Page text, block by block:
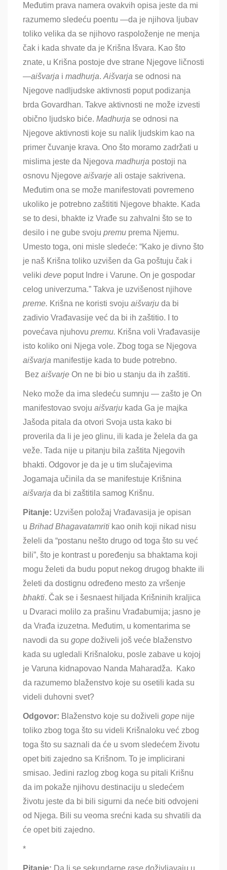
Međutim prava namera ovakvih opisa jeste da mi
razumemo sledeću poentu —da je njihova ljubav
toliko velika da se njihovo raspoloženje ne menja
čak i kada shvate da je Krišna Išvara. Kao što
znate, u Krišna postoje dve strane Njegove ličnosti
—aišvarja i madhurja. Aišvarja se odnosi na
Njegove nadljudske aktivnosti poput podizanja
brda Govardhan. Takve aktivnosti ne može izvesti
obično ljudsko biće. Madhurja se odnosi na
Njegove aktivnosti koje su nalik ljudskim kao na
primer čuvanje krava. Ono što moramo zadržati u
mislima jeste da Njegova madhurja postoji na
osnovu Njegove aišvarje ali ostaje sakrivena.
Međutim ona se može manifestovati povremeno
ukoliko je potrebno zaštititi Njegove bhakte. Kada
se to desi, bhakte iz Vrađe su zahvalni što se to
desilo i ne gube svoju premu prema Njemu.
Umesto toga, oni misle sledeće: “Kako je divno što
je naš Krišna toliko uzvišen da Ga poštuju čak i
veliki deve poput Indre i Varune. On je gospodar
celog univerzuma.” Takva je uzvišenost njihove
preme. Krišna ne koristi svoju aišvarju da bi
zadivio Vrađavasije već da bi ih zaštitio. I to
povećava njuhovu premu. Krišna voli Vrađavasije
isto koliko oni Njega vole. Zbog toga se Njegova
aišvarja manifestije kada to bude potrebno.
Bez aišvarje On ne bi bio u stanju da ih zaštiti.
Neko može da ima sledeću sumnju — zašto je On
manifestovao svoju aišvarju kada Ga je majka
Jašoda pitala da otvori Svoja usta kako bi
proverila da li je jeo glinu, ili kada je želela da ga
veže. Tada nije u pitanju bila zaštita Njegovih
bhakti. Odgovor je da je u tim slučajevima
Jogamaja učinila da se manifestuje Krišnina
aišvarja da bi zaštitila samog Krišnu.
Pitanje: Uzvišen položaj Vrađavasija je opisan
u Brihad Bhagavatamriti kao onih koji nikad nisu
želeli da “postanu nešto drugo od toga što su već
bili”, što je kontrast u poređenju sa bhaktama koji
mogu želeti da budu poput nekog drugog bhakte ili
želeti da dostignu određeno mesto za vršenje
bhakti. Čak se i šesnaest hiljada Krišninih kraljica
u Dvaraci molilo za prašinu Vrađabumija; jasno je
da Vrađa izuzetna. Međutim, u komentarima se
navodi da su gope doživeli još veće blaženstvo
kada su ugledali Krišnaloku, posle zabave u kojoj
je Varuna kidnapovao Nanda Maharadža. Kako
da razumemo blaženstvo koje su osetili kada su
videli duhovni svet?
Odgovor: Blaženstvo koje su doživeli gope nije
toliko zbog toga što su videli Krišnaloku već zbog
toga što su saznali da će u svom sledećem životu
opet biti zajedno sa Krišnom. To je implicirani
smisao. Jedini razlog zbog koga su pitali Krišnu
da im pokaže njihovu destinaciju u sledećem
životu jeste da bi bili sigurni da neće biti odvojeni
od Njega. Bili su veoma srećni kada su shvatili da
će opet biti zajedno.
*
Pitanje: Da li se sekundarne rase doživljavaju u